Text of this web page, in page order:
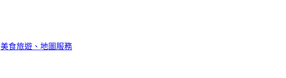
美食旅遊、地圖服務